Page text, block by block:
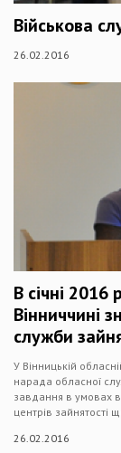
Військова
26.02.2016
В січні
Вінниччині
служби
У Вінницькій
нарада обласної
завдання в умовах
центрів зайнятості
26.02.2016